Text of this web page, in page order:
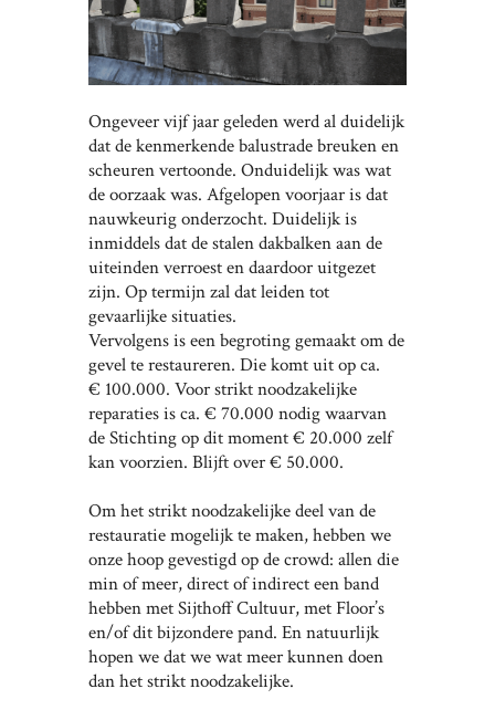
Ongeveer vijf jaar geleden werd al duidelijk
dat de kenmerkende balustrade breuken en
scheuren vertoonde. Onduidelijk was wat
de oorzaak was. Afgelopen voorjaar is dat
nauwkeurig onderzocht. Duidelijk is
inmiddels dat de stalen dakbalken aan de
uiteinden verroest en daardoor uitgezet
zijn. Op termijn zal dat leiden tot
gevaarlijke situaties.
Vervolgens is een begroting gemaakt om de
gevel te restaureren. Die komt uit op ca.
€ 100.000. Voor strikt noodzakelijke
reparaties is ca. € 70.000 nodig waarvan
de Stichting op dit moment € 20.000 zelf
kan voorzien. Blijft over € 50.000.
Om het strikt noodzakelijke deel van de
restauratie mogelijk te maken, hebben we
onze hoop gevestigd op de crowd: allen die
min of meer, direct of indirect een band
hebben met Sijthoff Cultuur, met Floor’s
en/of dit bijzondere pand. En natuurlijk
hopen we dat we wat meer kunnen doen
dan het strikt noodzakelijke.